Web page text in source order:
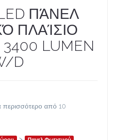
ΠΆΝΕΛ
ΠΛΑΊΣΙΟ
LUMEN
D
περισσότερο από 10